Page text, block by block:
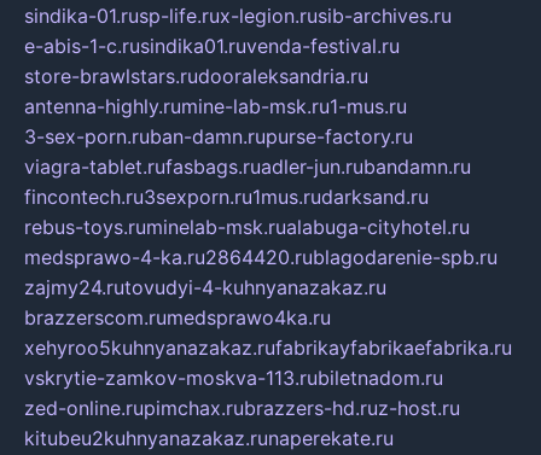
sindika-01.rusp-life.rux-legion.rusib-archives.ru
e-abis-1-c.rusindika01.ruvenda-festival.ru
store-brawlstars.rudooraleksandria.ru
antenna-highly.rumine-lab-msk.ru1-mus.ru
3-sex-porn.ruban-damn.rupurse-factory.ru
viagra-tablet.rufasbags.ruadler-jun.rubandamn.ru
fincontech.ru3sexporn.ru1mus.rudarksand.ru
rebus-toys.ruminelab-msk.rualabuga-cityhotel.ru
medsprawo-4-ka.ru2864420.rublagodarenie-spb.ru
zajmy24.rutovudyi-4-kuhnyanazakaz.ru
brazzerscom.rumedsprawo4ka.ru
xehyroo5kuhnyanazakaz.rufabrikayfabrikaefabrika.ru
vskrytie-zamkov-moskva-113.rubiletnadom.ru
zed-online.rupimchax.rubrazzers-hd.ruz-host.ru
kitubeu2kuhnyanazakaz.runaperekate.ru